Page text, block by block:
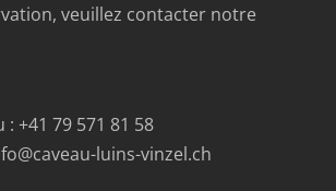
veuillez contacter notre
+41 79 571 81 58
luins-vinzel.ch